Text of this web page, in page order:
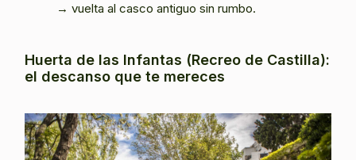
→ vuelta al casco antiguo sin rumbo.
Huerta de las Infantas (Recreo de Castilla):
el descanso que te mereces